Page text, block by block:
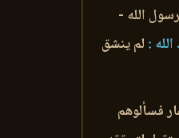
الله -
: لم ينشق
فسألوهم